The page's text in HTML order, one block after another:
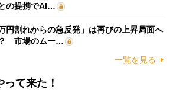
の提携でAI…
円割れからの急反発」は再びの上昇局面へ
市場のムー…
一覧を見る
て来た！